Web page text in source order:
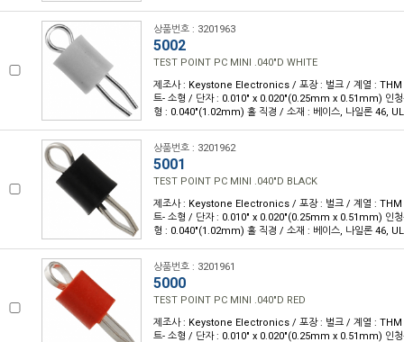
상품번호 : 3201963
5002
TEST POINT PC MINI .040"D WHITE
제조사 : Keystone Electronics / 포장 : 벌크 / 계열 : THM
트- 소형 / 단자 : 0.010" x 0.020"(0.25mm x 0.51mm) 인청
형 : 0.040"(1.02mm) 홀 직경 / 소재 : 베이스, 나일론 46,
상품번호 : 3201962
5001
TEST POINT PC MINI .040"D BLACK
제조사 : Keystone Electronics / 포장 : 벌크 / 계열 : THM
트- 소형 / 단자 : 0.010" x 0.020"(0.25mm x 0.51mm) 인청
형 : 0.040"(1.02mm) 홀 직경 / 소재 : 베이스, 나일론 46,
상품번호 : 3201961
5000
TEST POINT PC MINI .040"D RED
제조사 : Keystone Electronics / 포장 : 벌크 / 계열 : THM
트- 소형 / 단자 : 0.010" x 0.020"(0.25mm x 0.51mm) 인청